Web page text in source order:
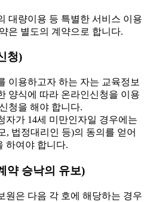
대량이용 등 특별한 서비스 이용
은 별도의 계약으로 합니다.
청)
이용하고자 하는 자는 교육정보
양식에 따라 온라인신청을 이용
청을 해야 합니다.
가 14세 미만인자일 경우에는
, 법정대리인 등)의 동의를 얻어
하여야 합니다.
약 승낙의 유보)
은 다음 각 호에 해당하는 경우